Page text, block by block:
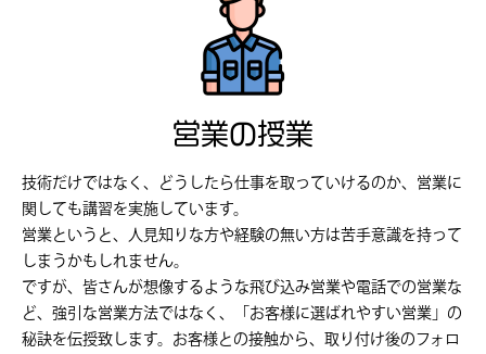
営業の授業
技術だけではなく、どうしたら仕事を取っていけるのか、営業に
関しても講習を実施しています。
営業というと、人見知りな方や経験の無い方は苦手意識を持って
しまうかもしれません。
ですが、皆さんが想像するような飛び込み営業や電話での営業な
ど、強引な営業方法ではなく、「お客様に選ばれやすい営業」の
秘訣を伝授致します。お客様との接触から、取り付け後のフォロ